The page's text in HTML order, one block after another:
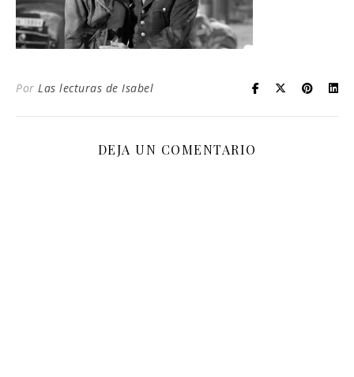
Por Las lecturas de Isabel
DEJA UN COMENTARIO